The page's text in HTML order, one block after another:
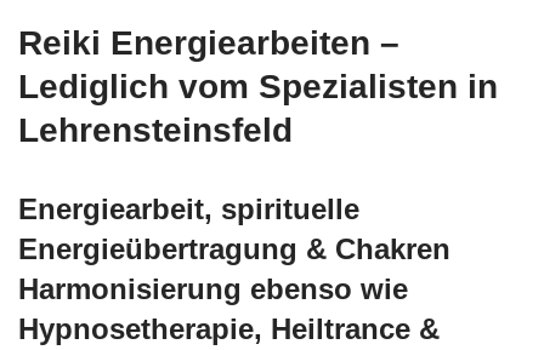
Reiki Energiearbeiten –
Lediglich vom Spezialisten in
Lehrensteinsfeld
Energiearbeit, spirituelle
Energieübertragung & Chakren
Harmonisierung ebenso wie
Hypnosetherapie, Heiltrance &